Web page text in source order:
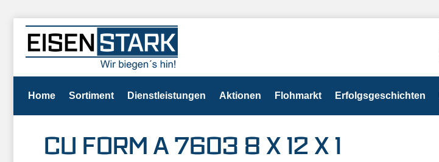
Home Sortiment Dienstleistungen Aktionen Flohmarkt Erfolgsgeschichten
CU FORM A 7603 8 X 12 X 1